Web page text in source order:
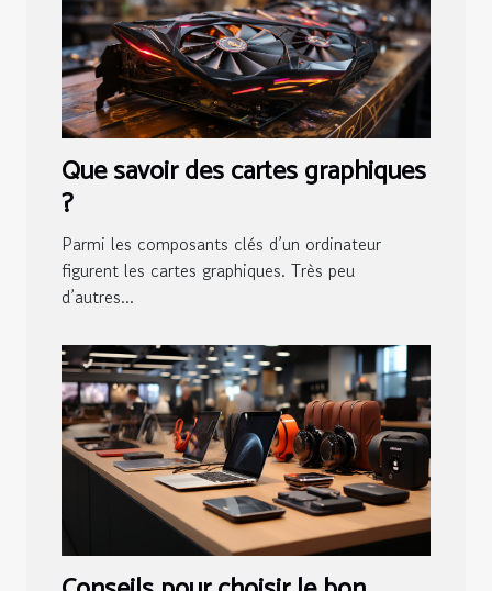
Que savoir des cartes graphiques
?
Parmi les composants clés d’un ordinateur
figurent les cartes graphiques. Très peu
d’autres...